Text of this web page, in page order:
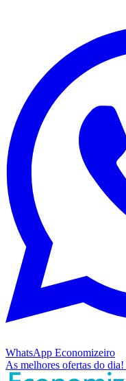
WhatsApp Economizeiro
As melhores ofertas do dia!